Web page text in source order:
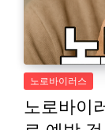
노로바이러스
노로바이